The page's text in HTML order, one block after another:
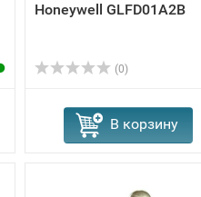
Honeywell GLFD01A2B
(0)
В корзину